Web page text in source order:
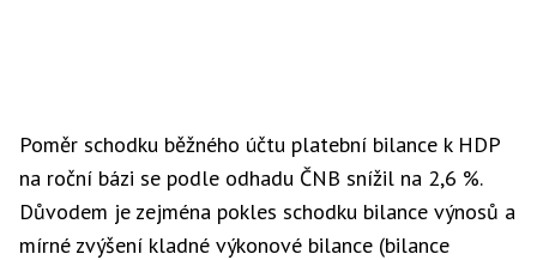
Poměr schodku běžného účtu platební bilance k HDP
na roční bázi se podle odhadu ČNB snížil na 2,6 %.
Důvodem je zejména pokles schodku bilance výnosů a
mírné zvýšení kladné výkonové bilance (bilance